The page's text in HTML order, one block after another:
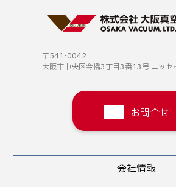
〒541-0042
大阪市中央区今橋3丁目3番13号 ニッセ
お問合せ
会社情報